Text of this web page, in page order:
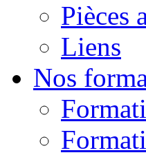
Pièces
Liens
Nos